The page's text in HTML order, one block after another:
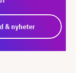
& nyheter